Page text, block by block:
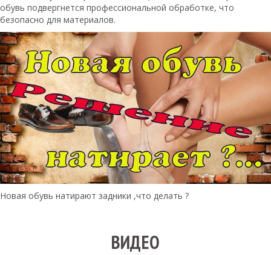
обувь подвергнется профессиональной обработке, что
безопасно для материалов.
Новая обувь натирают задники ,что делать ?
ВИДЕО